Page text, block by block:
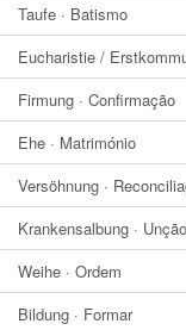
Taufe · Batismo
Eucharistie /
Firmung · Confirmação
Ehe · Matrimónio
Versöhnung ·
Krankensalbung ·
Weihe · Ordem
Bildung · Formar